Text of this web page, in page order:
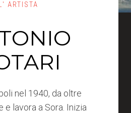
L' ARTISTA
nel 1940, da oltre
e lavora a Sora. Inizia